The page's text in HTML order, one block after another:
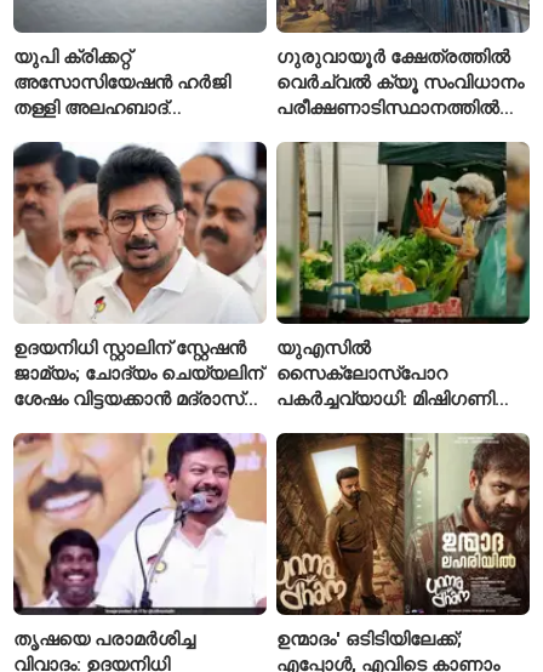
യുപി ക്രിക്കറ്റ്
അസോസിയേഷൻ ഹർജി
തള്ളി അലഹബാദ്
ഗുരുവായൂർ ക്ഷേത്രത്തിൽ
വെർച്വൽ ക്യൂ സംവിധാനം
പരീക്ഷണാടിസ്ഥാനത്തിൽ
ഉദയനിധി സ്റ്റാലിന് സ്റ്റേഷൻ
ജാമ്യം; ചോദ്യം ചെയ്യലിന്
ശേഷം വിട്ടയക്കാൻ മദ്രാസ്
യുഎസിൽ
സൈക്ലോസ്പോറ
പകർച്ചവ്യാധി: മിഷിഗണിൽ
സ്ഥിരീകരിച്ചു
തൃഷയെ പരാമർശിച്ച
വിവാദം: ഉദയനിധി
ഉന്മാദം' ഒടിടിയിലേക്ക്;
എപ്പോൾ, എവിടെ കാണാം